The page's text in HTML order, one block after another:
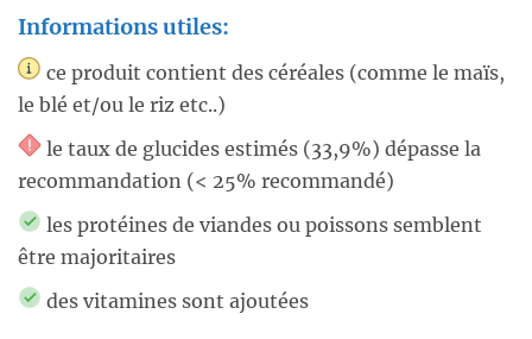
Informations utiles:
ce produit contient des céréales (comme le maïs,
le blé et/ou le riz etc..)
le taux de glucides estimés (33,9%) dépasse la
recommandation (< 25% recommandé)
les protéines de viandes ou poissons semblent
être majoritaires
des vitamines sont ajoutées